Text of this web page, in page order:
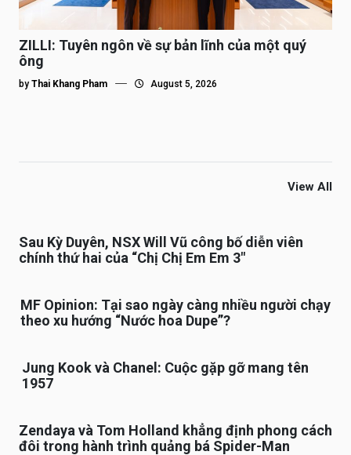
ZILLI: Tuyên ngôn về sự bản lĩnh của một quý
ông
by Thai Khang Pham August 5, 2026
View All
Sau Kỳ Duyên, NSX Will Vũ công bố diễn viên
chính thứ hai của “Chị Chị Em Em 3″
MF Opinion: Tại sao ngày càng nhiều người chạy
theo xu hướng “Nước hoa Dupe”?
Jung Kook và Chanel: Cuộc gặp gỡ mang tên
1957
Zendaya và Tom Holland khẳng định phong cách
đôi trong hành trình quảng bá Spider-Man